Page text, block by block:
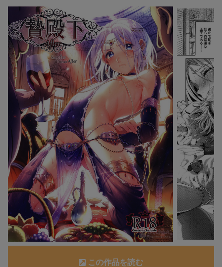
この作品を読む